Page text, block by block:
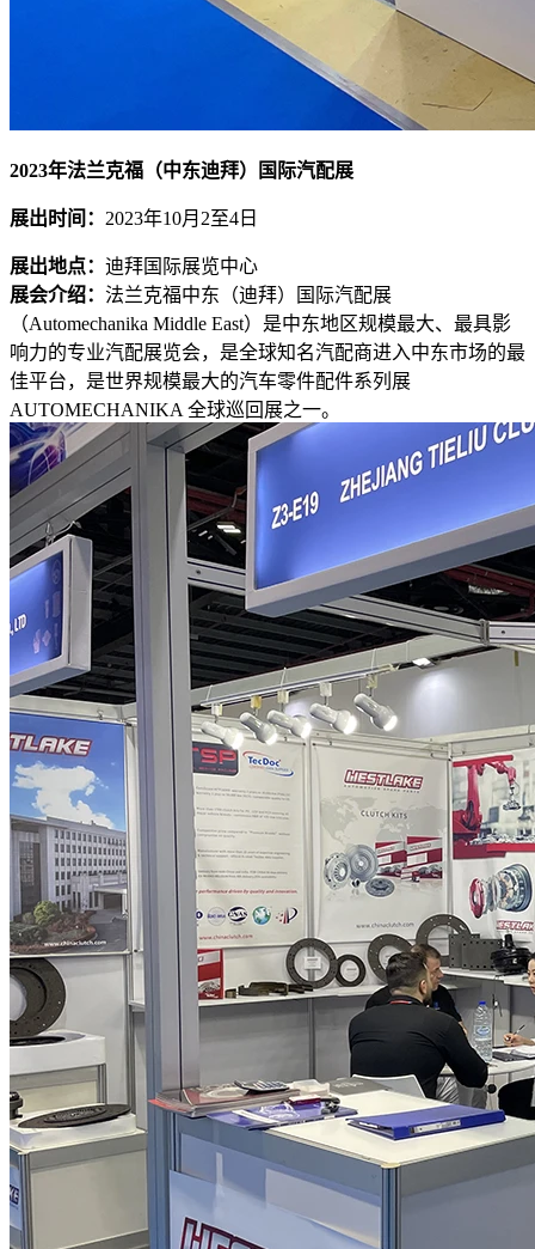
2023年法兰克福（中东迪拜）国际汽配展
展出时间： 2023年10月2至4日
展出地点： 迪拜国际展览中心
展会介绍： 法兰克福中东（迪拜）国际汽配展
（Automechanika Middle East）是中东地区规模最大、最具影
响力的专业汽配展览会，是全球知名汽配商进入中东市场的最
佳平台，是世界规模最大的汽车零件配件系列展
AUTOMECHANIKA 全球巡回展之一。